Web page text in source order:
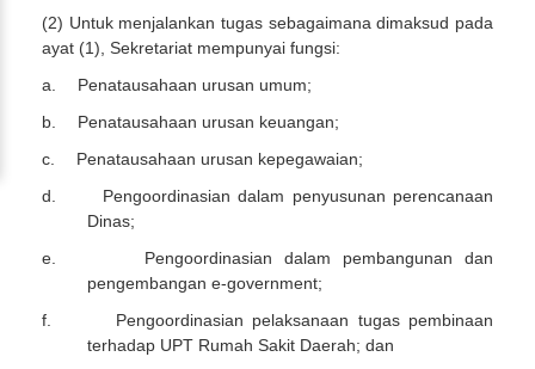
(2) Untuk menjalankan tugas sebagaimana dimaksud pada
ayat (1), Sekretariat mempunyai fungsi:
a.
Penatausahaan urusan umum;
b.
Penatausahaan urusan keuangan;
c.
Penatausahaan urusan kepegawaian;
d.
Pengoordinasian dalam penyusunan perencanaan
Dinas;
e.
Pengoordinasian dalam pembangunan dan
pengembangan e-government;
f.
Pengoordinasian pelaksanaan tugas pembinaan
terhadap UPT Rumah Sakit Daerah; dan